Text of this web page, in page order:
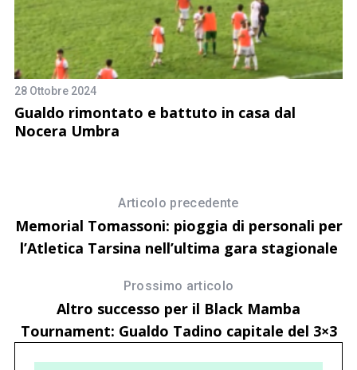
28 Ottobre 2024
Gualdo rimontato e battuto in casa dal
Nocera Umbra
Articolo precedente
Memorial Tomassoni: pioggia di personali per
l’Atletica Tarsina nell’ultima gara stagionale
Prossimo articolo
Altro successo per il Black Mamba
Tournament: Gualdo Tadino capitale del 3×3